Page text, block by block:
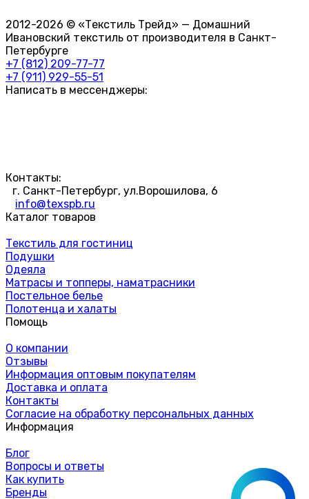
2012-2026 © «Текстиль Трейд» — Домашний
Ивановский текстиль от производителя в Санкт-
Петербурге
+7 (812) 209-77-77
+7 (911) 929-55-51
Написать в мессенджеры:
Контакты:
г. Санкт-Петербург, ул.Ворошилова, 6
info@texspb.ru
Каталог товаров
Текстиль для гостиниц
Подушки
Одеяла
Матрасы и топперы, наматрасники
Постельное белье
Полотенца и халаты
Помощь
О компании
Отзывы
Информация оптовым покупателям
Доставка и оплата
Контакты
Согласие на обработку персональных данных
Информация
Блог
Вопросы и ответы
Как купить
Бренды